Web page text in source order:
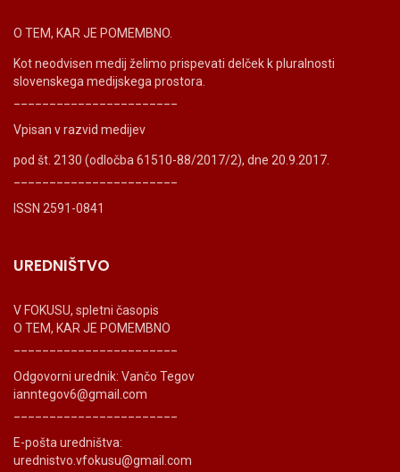
O TEM, KAR JE POMEMBNO.
Kot neodvisen medij želimo prispevati delček k pluralnosti
slovenskega medijskega prostora.
Vpisan v razvid medijev
pod št. 2130 (odločba 61510-88/2017/2), dne 20.9.2017.
ISSN 2591-0841
UREDNIŠTVO
V FOKUSU, spletni časopis
O TEM, KAR JE POMEMBNO
Odgovorni urednik: Vančo Tegov
ianntegov6@gmail.com
E-pošta uredništva:
urednistvo.vfokusu@gmail.com